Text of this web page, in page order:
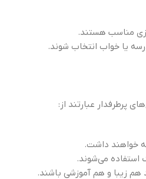
مناسب هستند.
یا خواب انتخاب شوند.
پرطرفدار عبارتند از:
خواهند داشت.
می‌شوند.
زیبا و هم آموزشی باشند.